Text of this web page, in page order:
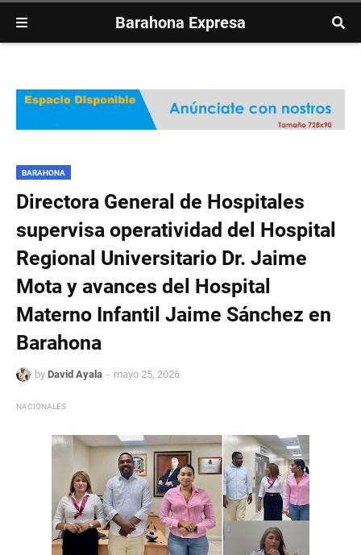
Barahona Expresa
BARAHONA
Directora General de Hospitales
supervisa operatividad del Hospital
Regional Universitario Dr. Jaime
Mota y avances del Hospital
Materno Infantil Jaime Sánchez en
Barahona
by David Ayala mayo 25, 2026
NACIONALES